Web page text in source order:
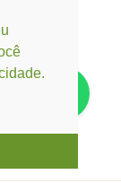
nº 3073